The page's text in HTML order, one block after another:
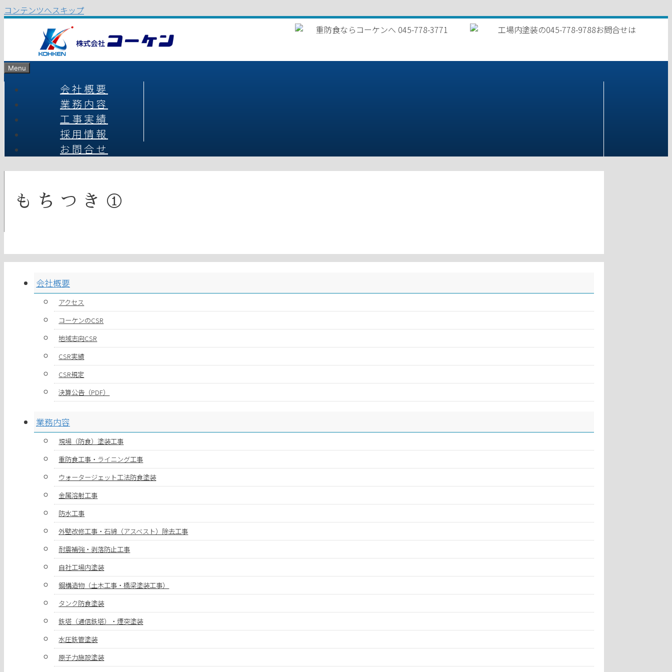
コンテンツへスキップ
Menu
会社概要
業務内容
工事実績
採用情報
お問合せ
もちつき①
会社概要
アクセス
コーケンのCSR
地域志向CSR
CSR実績
CSR規定
決算公告（PDF）
業務内容
現場（防食）塗装工事
重防食工事・ライニング工事
ウォータージェット工法防食塗装
金属溶射工事
防水工事
外壁改修工事・石綿（アスベスト）除去工事
耐震補強・剥落防止工事
自社工場内塗装
鋼構造物（土木工事・橋梁塗装工事）
タンク防食塗装
鉄塔（通信鉄塔）・煙突塗装
水圧鉄管塗装
原子力施設塗装